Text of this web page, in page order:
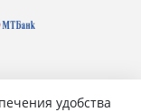
удобства
на 1С-